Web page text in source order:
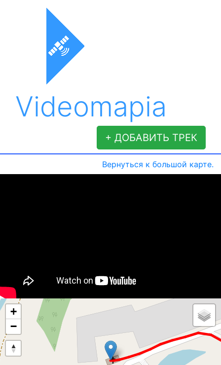
Videomapia
+ ДОБАВИТЬ ТРЕК
Вернуться к большой карте.
+
−